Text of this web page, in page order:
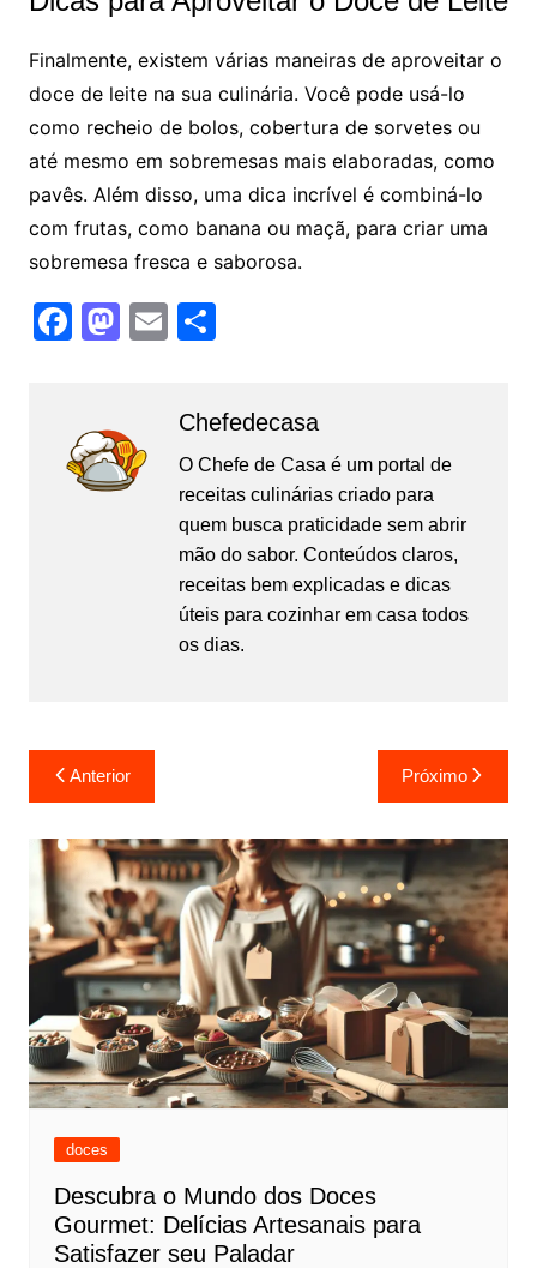
Finalmente, existem várias maneiras de aproveitar o
doce de leite na sua culinária. Você pode usá-lo
como recheio de bolos, cobertura de sorvetes ou
até mesmo em sobremesas mais elaboradas, como
pavês. Além disso, uma dica incrível é combiná-lo
com frutas, como banana ou maçã, para criar uma
sobremesa fresca e saborosa.
F
e
b
M
o
d
E S
e
Chefedecasa
O Chefe de Casa é um portal de
receitas culinárias criado para
quem busca praticidade sem abrir
mão do sabor. Conteúdos claros,
receitas bem explicadas e dicas
úteis para cozinhar em casa todos
os dias.
Navegação
de
Post
Anterior Próximo
doces
Descubra o Mundo dos Doces
Gourmet: Delícias Artesanais para
Satisfazer seu Paladar